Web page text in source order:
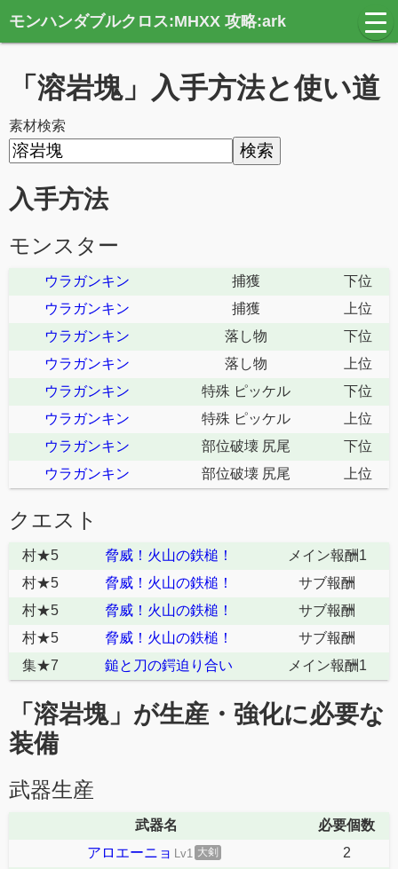
モンハンダブルクロス:MHXX 攻略:ark
t
o
l
e
「溶岩塊」入手方法と使い道
素材検索
入手方法
モンスター
ウラガンキン 捕獲
下位
ウラガンキン
捕獲
上位
ウラガンキン
落し物
下位
ウラガンキン
落し物
上位
ウラガンキン
特殊 ピッケル
下位
ウラガンキン
特殊 ピッケル
上位
ウラガンキン
部位破壊 尻尾
下位
ウラガンキン
部位破壊 尻尾 上位
クエスト
村★5 脅威！火山の鉄槌！
メイン報酬1
村★5
脅威！火山の鉄槌！
サブ報酬
村★5
脅威！火山の鉄槌！
サブ報酬
村★5
脅威！火山の鉄槌！
サブ報酬
集★7
鎚と刀の鍔迫り合い メイン報酬1
「溶岩塊」が生産・強化に必要な
装備
武器生産
武器名
必要個数
アロエーニョ Lv1 大剣
2